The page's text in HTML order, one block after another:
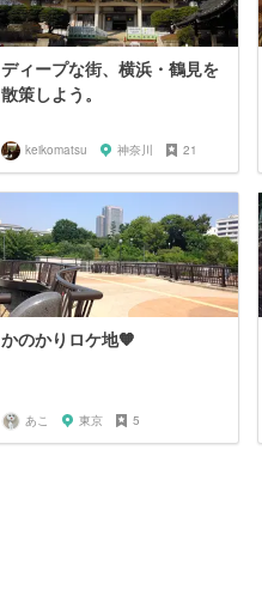
ディープな街、横浜・鶴見を
散策しよう。
keikomatsu 神奈川 21
かのかりロケ地🧡
あこ 東京 5